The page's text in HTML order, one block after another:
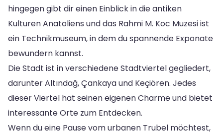
hingegen gibt dir einen Einblick in die antiken
Kulturen Anatoliens und das Rahmi M. Koc Muzesi ist
ein Technikmuseum, in dem du spannende Exponate
bewundern kannst.
Die Stadt ist in verschiedene Stadtviertel gegliedert,
darunter Altındağ, Çankaya und Keçiören. Jedes
dieser Viertel hat seinen eigenen Charme und bietet
interessante Orte zum Entdecken.
Wenn du eine Pause vom urbanen Trubel möchtest,